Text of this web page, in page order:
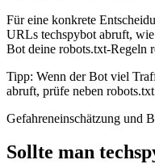
Für eine konkrete
URLs techspybot abruft,
Bot deine robots.txt-Regeln
Tipp: Wenn der Bot viel
abruft, prüfe neben
Gefahreneinschätzung und
Sollte man